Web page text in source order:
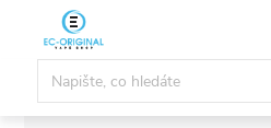
obsah